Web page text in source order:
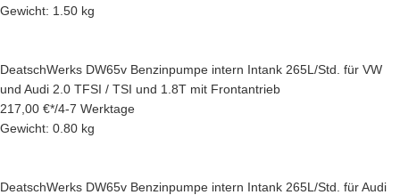
Gewicht: 1.50 kg
DeatschWerks DW65v Benzinpumpe intern Intank 265L/Std. für VW
und Audi 2.0 TFSI / TSI und 1.8T mit Frontantrieb
217,00 €*/4-7 Werktage
Gewicht: 0.80 kg
DeatschWerks DW65v Benzinpumpe intern Intank 265L/Std. für Audi